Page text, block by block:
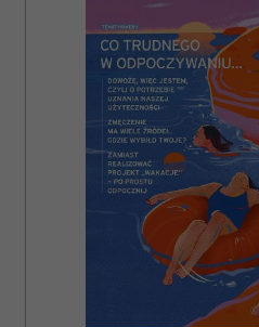
analizować ruch w naszej
korzystasz z naszej witryny,
społecznościowym,
Partnerzy mogą połączyć te
otrzymanymi od Ciebie lub
korzystania z ich usług.